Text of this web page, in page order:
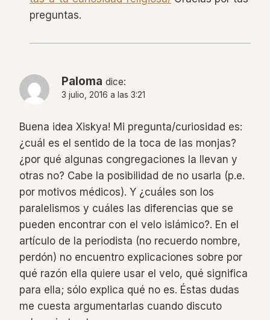
preguntas.
Paloma dice:
3 julio, 2016 a las 3:21
Buena idea Xiskya! Mi pregunta/curiosidad es:
¿cuál es el sentido de la toca de las monjas?
¿por qué algunas congregaciones la llevan y
otras no? Cabe la posibilidad de no usarla (p.e.
por motivos médicos). Y ¿cuáles son los
paralelismos y cuáles las diferencias que se
pueden encontrar con el velo islámico?. En el
artículo de la periodista (no recuerdo nombre,
perdón) no encuentro explicaciones sobre por
qué razón ella quiere usar el velo, qué significa
para ella; sólo explica qué no es. Éstas dudas
me cuesta argumentarlas cuando discuto